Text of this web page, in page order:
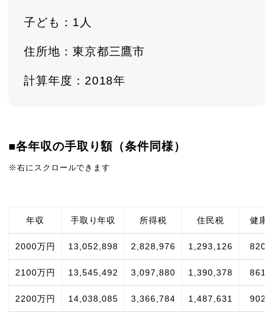
子ども：1人
住所地：東京都三鷹市
計算年度：2018年
■各年収の手取り額（条件同様）
※右にスクロールできます
年収 手取り年収 所得税 住民税 健康
2000万円 13,052,898 2,828,976 1,293,126
2100万円 13,545,492 3,097,880 1,390,378
2200万円 14,038,085 3,366,784 1,487,631